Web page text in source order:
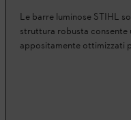
Le barre luminose STIHL
struttura robusta consente
appositamente ottimizzati